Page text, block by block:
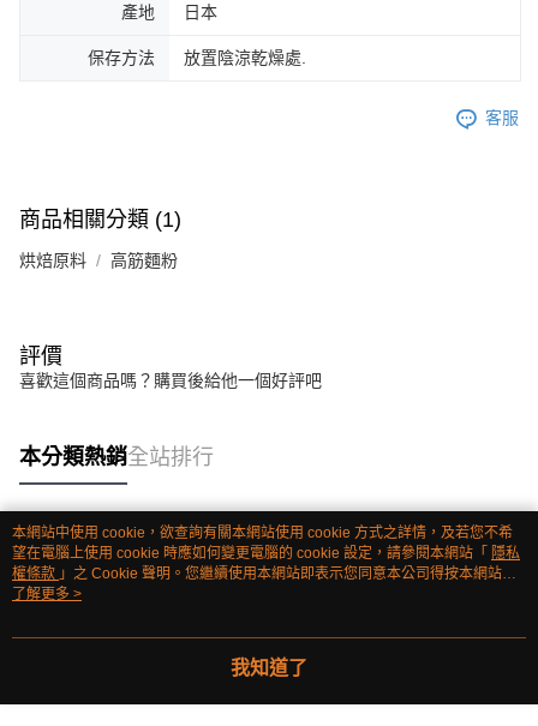
產地 日本
保存方法 放置陰涼乾燥處.
客服
商品相關分類 (1)
烘焙原料 高筋麵粉
評價
喜歡這個商品嗎？購買後給他一個好評吧
本分類熱銷全站排行
熱門標籤
本網站中使用 cookie，欲查詢有關本網站使用 cookie 方式之詳情，及若您不希
望在電腦上使用 cookie 時應如何變更電腦的 cookie 設定，請參閱本網站「 隱私
權條款 」之 Cookie 聲明。您繼續使用本網站即表示您同意本公司得按本網站使
用條款之 Cookie 聲明使用 cookie。
了解更多 >
我知道了